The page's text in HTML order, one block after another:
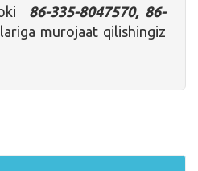
86-335-8047570, 86-
murojaat qilishingiz